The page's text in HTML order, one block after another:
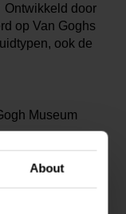
About
door
op Van Goghs
ook de
Museum